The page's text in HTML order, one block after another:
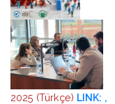
2025 (Türkçe) LINK: ,